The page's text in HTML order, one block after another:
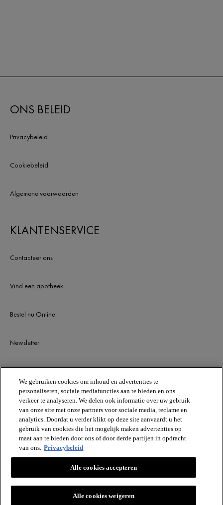
HUIDDIAGNOSE
MOGELIJK GEMAAKT DOOR SKINCONSULT AI
DE OPLOSSING VOOR JOUW HUIDBEHOEFTEN
ONS BELEID
Privacybeleid
Cookiebeleid
Algemene voorwaarden
KLANTENSERVICE
Contacteer ons
Vind een apotheek
Bestel nu Online
Newsletter
BLIJF OP DE HOOGTE
VICHY
Vichy France CAI/CAF 03
TSA 75000 93584 ST OUEN CEDEX FR.
[email protected]
We gebruiken cookies om inhoud en advertenties te
personaliseren, sociale mediafuncties aan te bieden en ons
verkeer te analyseren. We delen ook informatie over uw gebruik
van onze site met onze partners voor sociale media, reclame en
analytics. Doordat u verder klikt op deze site aanvaardt u het
gebruik van cookies die het mogelijk maken advertenties op
maat aan te bieden door ons of door derde partijen in opdracht
van ons. Privacybeleid
Alle cookies weigeren
Alle cookies accepteren